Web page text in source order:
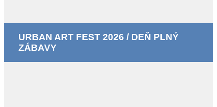
URBAN ART FEST 2026 / DEŇ PLNÝ
ZÁBAVY